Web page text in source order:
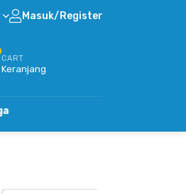
Masuk/Register
CART
Keranjang